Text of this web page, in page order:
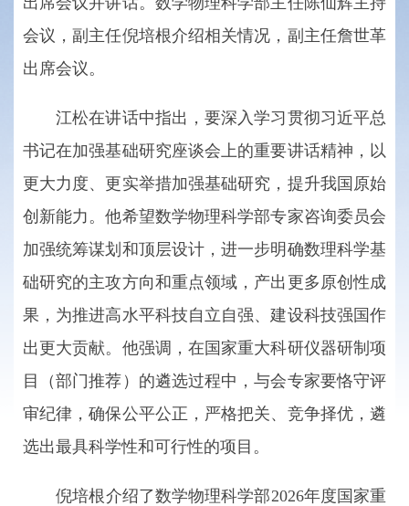
会议，副主任倪培根介绍相关情况，副主任詹世革
出席会议。
江松在讲话中指出，要深入学习贯彻习近平总
书记在加强基础研究座谈会上的重要讲话精神，以
更大力度、更实举措加强基础研究，提升我国原始
创新能力。他希望数学物理科学部专家咨询委员会
加强统筹谋划和顶层设计，进一步明确数理科学基
础研究的主攻方向和重点领域，产出更多原创性成
果，为推进高水平科技自立自强、建设科技强国作
出更大贡献。他强调，在国家重大科研仪器研制项
目（部门推荐）的遴选过程中，与会专家要恪守评
审纪律，确保公平公正，严格把关、竞争择优，遴
选出最具科学性和可行性的项目。
倪培根介绍了数学物理科学部2026年度国家重